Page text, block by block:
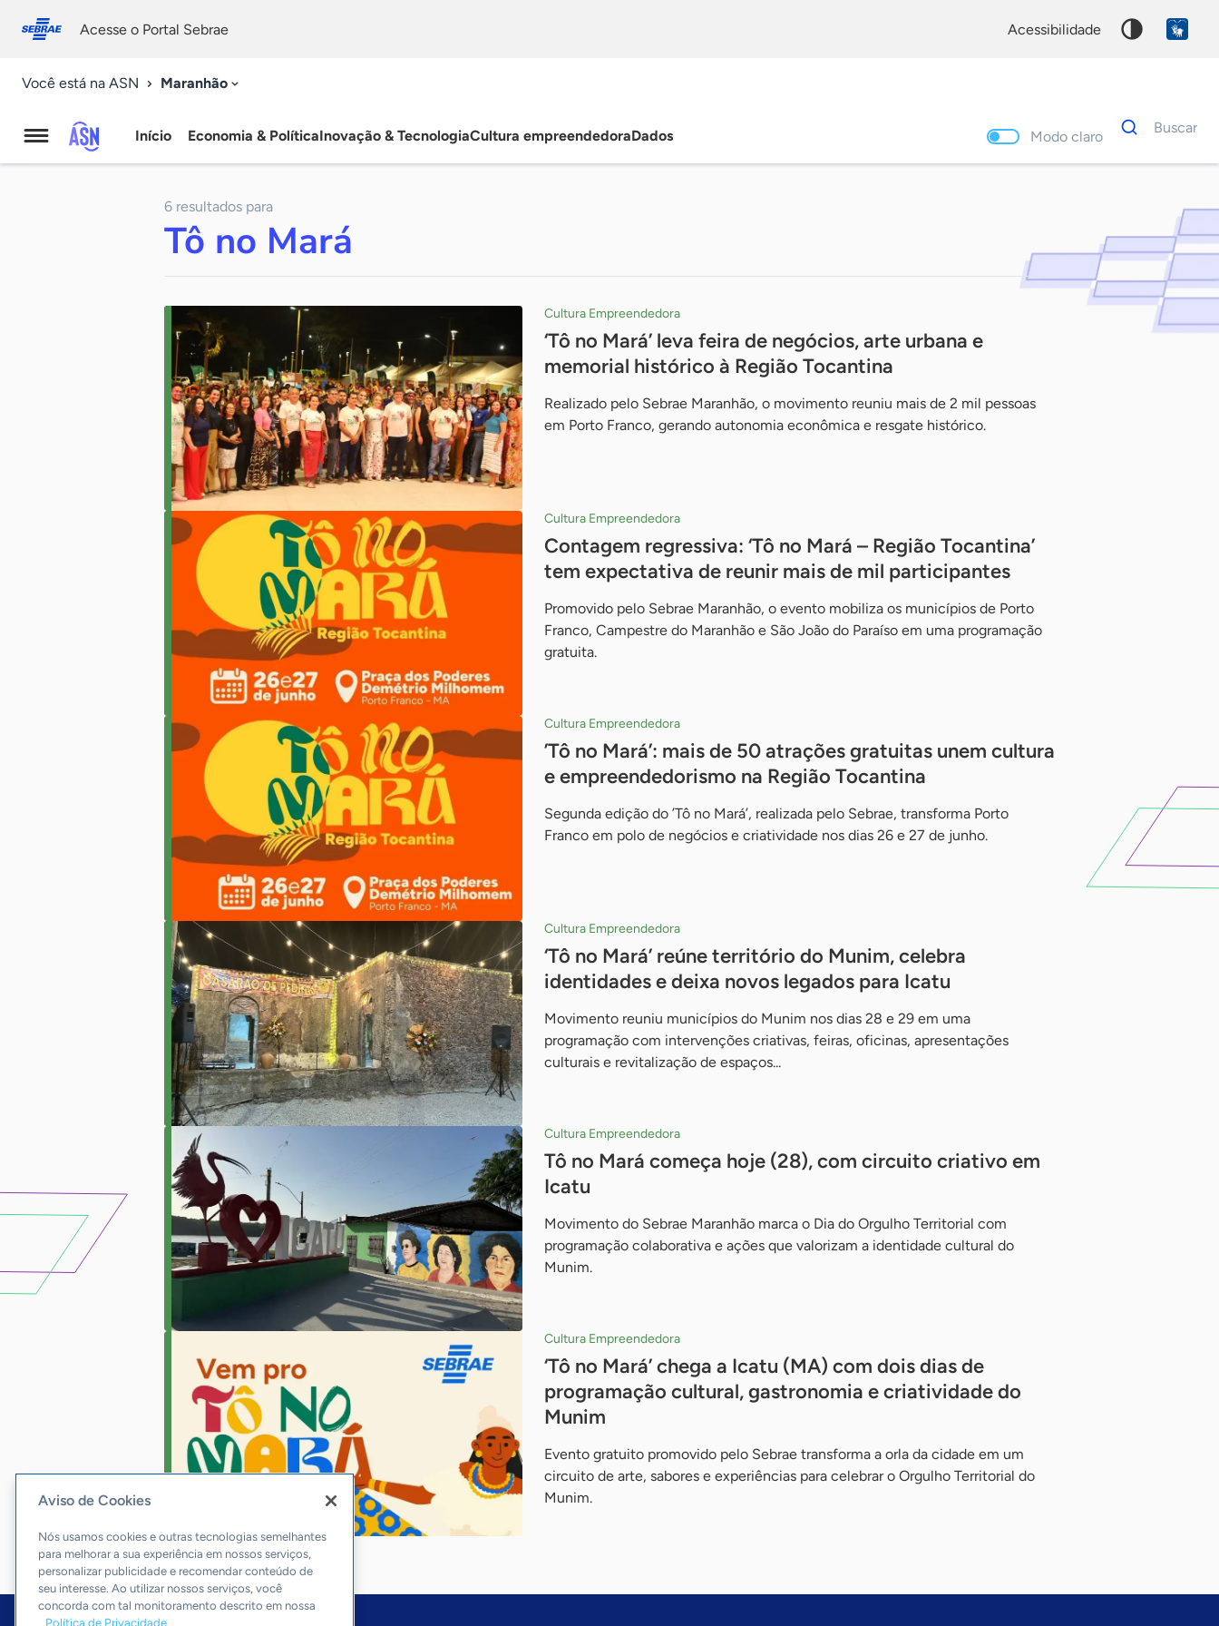
conosco
Acesse o Portal Sebrae acessibilidade
Você está na ASN Maranhão
Agência
Notícias
Início Economia & PolíticaInovação & TecnologiaCultura empreendedoraDados Modo claro
Dados
para
Buscar
6 resultados para
Tô no Mará
Cultura Empreendedora
‘Tô no Mará’ leva feira de negócios, arte urbana e
memorial histórico à Região Tocantina
Realizado pelo Sebrae Maranhão, o movimento reuniu mais de 2 mil pessoas
em Porto Franco, gerando autonomia econômica e resgate histórico.
Cultura Empreendedora
Contagem regressiva: ‘Tô no Mará – Região Tocantina’
tem expectativa de reunir mais de mil participantes
Promovido pelo Sebrae Maranhão, o evento mobiliza os municípios de Porto
Franco, Campestre do Maranhão e São João do Paraíso em uma programação
gratuita.
Cultura Empreendedora
’Tô no Mará’: mais de 50 atrações gratuitas unem cultura
e empreendedorismo na Região Tocantina
Segunda edição do ’Tô no Mará’, realizada pelo Sebrae, transforma Porto
Franco em polo de negócios e criatividade nos dias 26 e 27 de junho.
Cultura Empreendedora
‘Tô no Mará’ reúne território do Munim, celebra
identidades e deixa novos legados para Icatu
Movimento reuniu municípios do Munim nos dias 28 e 29 em uma
programação com intervenções criativas, feiras, oficinas, apresentações
culturais e revitalização de espaços...
Cultura Empreendedora
Tô no Mará começa hoje (28), com circuito criativo em
Icatu
Movimento do Sebrae Maranhão marca o Dia do Orgulho Territorial com
programação colaborativa e ações que valorizam a identidade cultural do
Munim.
Cultura Empreendedora
‘Tô no Mará’ chega a Icatu (MA) com dois dias de
programação cultural, gastronomia e criatividade do
Munim
Evento gratuito promovido pelo Sebrae transforma a orla da cidade em um
circuito de arte, sabores e experiências para celebrar o Orgulho Territorial do
Munim.
Aviso de Cookies
Nós usamos cookies e outras tecnologias semelhantes
para melhorar a sua experiência em nossos serviços,
personalizar publicidade e recomendar conteúdo de
seu interesse. Ao utilizar nossos serviços, você
concorda com tal monitoramento descrito em nossa
Política de Privacidade